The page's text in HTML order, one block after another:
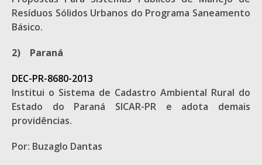
Resíduos Sólidos Urbanos do Programa Saneamento
Básico.
2) Paraná
DEC-PR-8680-2013
Institui o Sistema de Cadastro Ambiental Rural do
Estado do Paraná SICAR-PR e adota demais
providências.
Por: Buzaglo Dantas